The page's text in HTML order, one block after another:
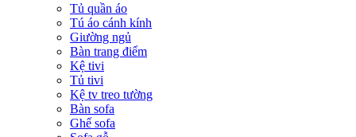
Tủ quần áo
Tú áo cánh kính
Giường ngủ
Bàn trang điểm
Kệ tivi
Tủ tivi
Kệ tv treo tường
Bàn sofa
Ghế sofa